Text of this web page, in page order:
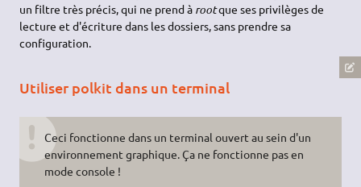
un filtre très précis, qui ne prend à rootque ses privilèges de
lecture et d'écriture dans les dossiers, sans prendre sa
configuration.
Utiliser polkit dans un terminal
Ceci fonctionne dans un terminal ouvert au sein d'un
environnement graphique. Ça ne fonctionne pas en
mode console !